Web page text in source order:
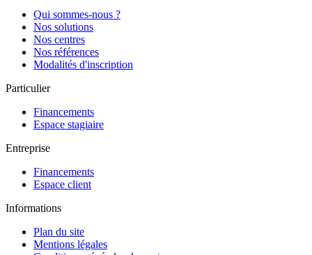
Qui sommes-nous ?
Nos solutions
Nos centres
Nos références
Modalités d'inscription
Particulier
Financements
Espace stagiaire
Entreprise
Financements
Espace client
Informations
Plan du site
Mentions légales